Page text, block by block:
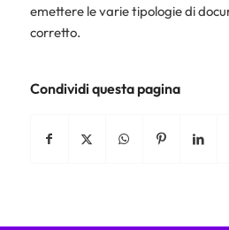
emettere le varie tipologie di
corretto.
Condividi questa pagina